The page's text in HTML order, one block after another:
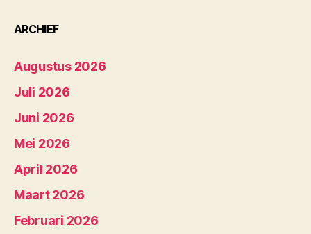
ARCHIEF
Augustus 2026
Juli 2026
Juni 2026
Mei 2026
April 2026
Maart 2026
Februari 2026